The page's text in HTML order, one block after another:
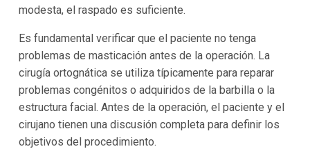
modesta, el raspado es suficiente.
Es fundamental verificar que el paciente no tenga
problemas de masticación antes de la operación. La
cirugía ortognática se utiliza típicamente para reparar
problemas congénitos o adquiridos de la barbilla o la
estructura facial. Antes de la operación, el paciente y el
cirujano tienen una discusión completa para definir los
objetivos del procedimiento.